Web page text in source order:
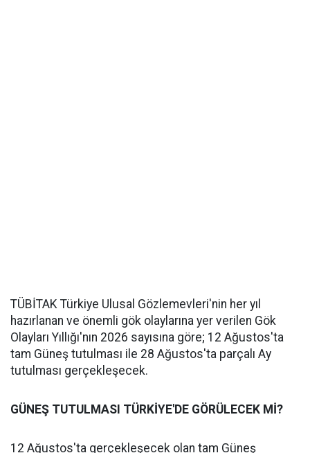
TÜBİTAK Türkiye Ulusal Gözlemevleri'nin her yıl
hazırlanan ve önemli gök olaylarına yer verilen Gök
Olayları Yıllığı'nın 2026 sayısına göre; 12 Ağustos'ta
tam Güneş tutulması ile 28 Ağustos'ta parçalı Ay
tutulması gerçekleşecek.
GÜNEŞ TUTULMASI TÜRKİYE'DE GÖRÜLECEK Mİ?
12 Ağustos'ta gerçekleşecek olan tam Güneş